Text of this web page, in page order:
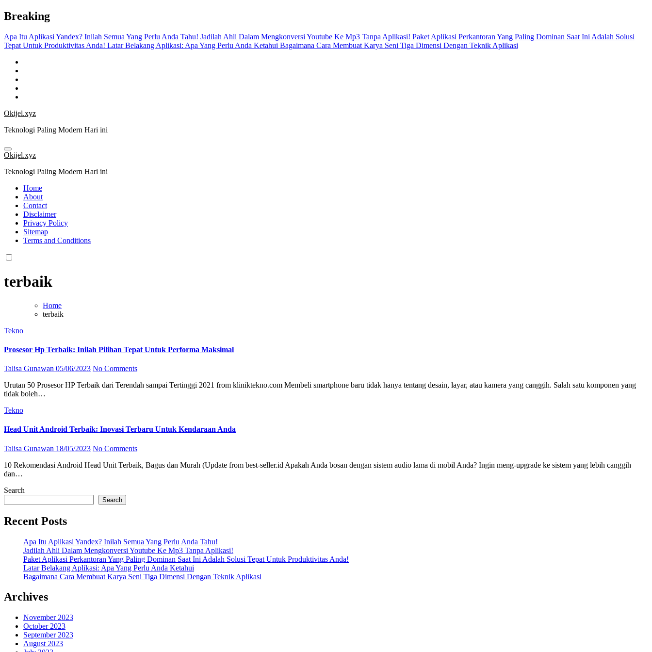
Skip
to
Breaking
Apa Itu Aplikasi Yandex? Inilah Semua Yang Perlu Anda Tahu! Jadilah Ahli Dalam Mengkonversi Youtube Ke Mp3 Tanpa Aplikasi! Paket Aplikasi Perkantoran Yang Paling Dominan Saat Ini Adalah Solusi
Tepat Untuk Produktivitas Anda! Latar Belakang Aplikasi: Apa Yang Perlu Anda Ketahui Bagaimana Cara Membuat Karya Seni Tiga Dimensi Dengan Teknik Aplikasi
Okijel.xyz
Teknologi Paling Modern Hari ini
Okijel.xyz
Teknologi Paling Modern Hari ini
Home
About
Contact
Disclaimer
Privacy Policy
Sitemap
Terms and Conditions
terbaik
Home
terbaik
Tekno
Prosesor Hp Terbaik: Inilah Pilihan Tepat Untuk Performa Maksimal
Talisa Gunawan 05/06/2023 No Comments
Urutan 50 Prosesor HP Terbaik dari Terendah sampai Tertinggi 2021 from kliniktekno.com Membeli smartphone baru tidak hanya tentang desain, layar, atau kamera yang canggih. Salah satu komponen yang
tidak boleh…
Tekno
Head Unit Android Terbaik: Inovasi Terbaru Untuk Kendaraan Anda
Talisa Gunawan 18/05/2023 No Comments
10 Rekomendasi Android Head Unit Terbaik, Bagus dan Murah (Update from best-seller.id Apakah Anda bosan dengan sistem audio lama di mobil Anda? Ingin meng-upgrade ke sistem yang lebih canggih
dan…
Search
Search
Recent Posts
Apa Itu Aplikasi Yandex? Inilah Semua Yang Perlu Anda Tahu!
Jadilah Ahli Dalam Mengkonversi Youtube Ke Mp3 Tanpa Aplikasi!
Paket Aplikasi Perkantoran Yang Paling Dominan Saat Ini Adalah Solusi Tepat Untuk Produktivitas Anda!
Latar Belakang Aplikasi: Apa Yang Perlu Anda Ketahui
Bagaimana Cara Membuat Karya Seni Tiga Dimensi Dengan Teknik Aplikasi
Archives
November 2023
October 2023
September 2023
August 2023